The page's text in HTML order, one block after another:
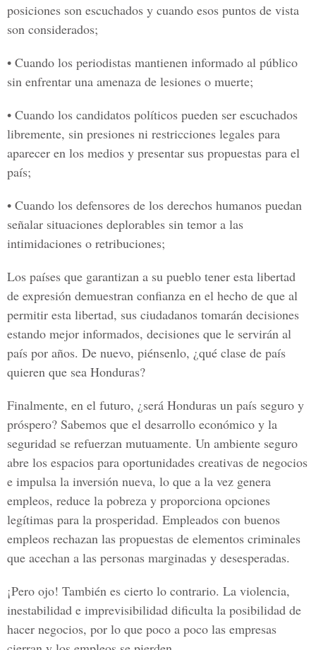
posiciones son escuchados y cuando esos puntos de vista
son considerados;
• Cuando los periodistas mantienen informado al público
sin enfrentar una amenaza de lesiones o muerte;
• Cuando los candidatos políticos pueden ser escuchados
libremente, sin presiones ni restricciones legales para
aparecer en los medios y presentar sus propuestas para el
país;
• Cuando los defensores de los derechos humanos puedan
señalar situaciones deplorables sin temor a las
intimidaciones o retribuciones;
Los países que garantizan a su pueblo tener esta libertad
de expresión demuestran confianza en el hecho de que al
permitir esta libertad, sus ciudadanos tomarán decisiones
estando mejor informados, decisiones que le servirán al
país por años. De nuevo, piénsenlo, ¿qué clase de país
quieren que sea Honduras?
Finalmente, en el futuro, ¿será Honduras un país seguro y
próspero? Sabemos que el desarrollo económico y la
seguridad se refuerzan mutuamente. Un ambiente seguro
abre los espacios para oportunidades creativas de negocios
e impulsa la inversión nueva, lo que a la vez genera
empleos, reduce la pobreza y proporciona opciones
legítimas para la prosperidad. Empleados con buenos
empleos rechazan las propuestas de elementos criminales
que acechan a las personas marginadas y desesperadas.
¡Pero ojo! También es cierto lo contrario. La violencia,
inestabilidad e imprevisibilidad dificulta la posibilidad de
hacer negocios, por lo que poco a poco las empresas